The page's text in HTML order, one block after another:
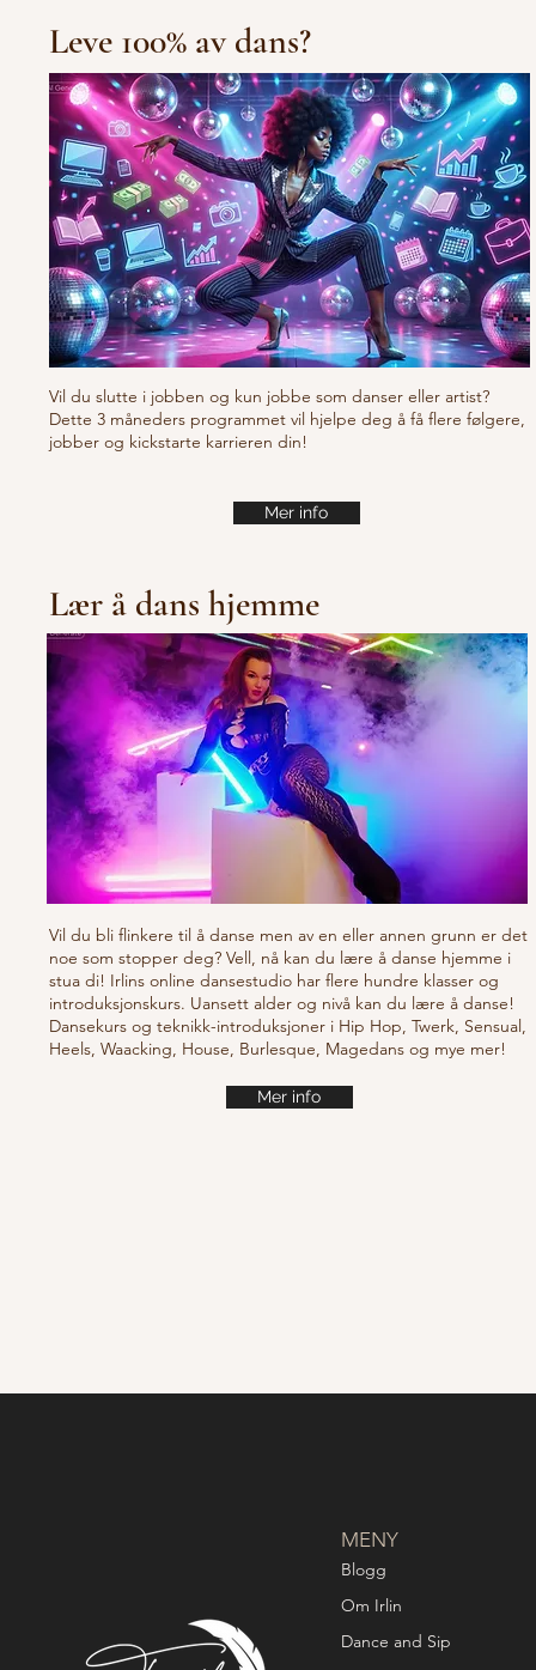
Leve 100% av dans?
Vil du slutte i jobben og kun jobbe som danser eller artist?
Dette 3 måneders programmet vil hjelpe deg å få flere følgere,
jobber og kickstarte karrieren din!
Mer info
Lær å dans hjemme
Vil du bli flinkere til å danse men av en eller annen grunn er det
noe som stopper deg? Vell, nå kan du lære å danse hjemme i
stua di! Irlins online dansestudio har flere hundre klasser og
introduksjonskurs. Uansett alder og nivå kan du lære å danse!
Dansekurs og teknikk-introduksjoner i Hip Hop, Twerk, Sensual,
Heels, Waacking, House, Burlesque, Magedans og mye mer!
Mer info
MENY
Blogg
Om Irlin
Dance and Sip